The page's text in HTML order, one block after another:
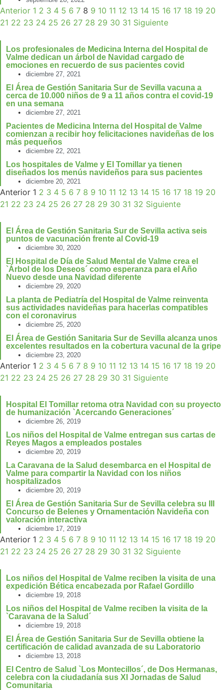
Anterior 1 2 3 4 5 6 7 8 9 10 11 12 13 14 15 16 17 18 19 20
21 22 23 24 25 26 27 28 29 30 31 Siguiente
Los profesionales de Medicina Interna del Hospital de
Valme dedican un árbol de Navidad cargado de
emociones en recuerdo de sus pacientes covid
diciembre 27, 2021
El Área de Gestión Sanitaria Sur de Sevilla vacuna a
cerca de 10.000 niños de 9 a 11 años contra el covid-19
en una semana
diciembre 27, 2021
Pacientes de Medicina Interna del Hospital de Valme
comienzan a recibir hoy felicitaciones navideñas de los
más pequeños
diciembre 22, 2021
Los hospitales de Valme y El Tomillar ya tienen
diseñados los menús navideños para sus pacientes
diciembre 20, 2021
Anterior 1 2 3 4 5 6 7 8 9 10 11 12 13 14 15 16 17 18 19 20
21 22 23 24 25 26 27 28 29 30 31 32 Siguiente
El Área de Gestión Sanitaria Sur de Sevilla activa seis
puntos de vacunación frente al Covid-19
diciembre 30, 2020
El Hospital de Día de Salud Mental de Valme crea el
`Árbol de los Deseos´ como esperanza para el Año
Nuevo desde una Navidad diferente
diciembre 29, 2020
La planta de Pediatría del Hospital de Valme reinventa
sus actividades navideñas para hacerlas compatibles
con el coronavirus
diciembre 25, 2020
El Área de Gestión Sanitaria Sur de Sevilla alcanza unos
excelentes resultados en la cobertura vacunal de la gripe
diciembre 23, 2020
Anterior 1 2 3 4 5 6 7 8 9 10 11 12 13 14 15 16 17 18 19 20
21 22 23 24 25 26 27 28 29 30 31 Siguiente
Hospital El Tomillar retoma otra Navidad con su proyecto
de humanización `Acercando Generaciones´
diciembre 26, 2019
Los niños del Hospital de Valme entregan sus cartas de
Reyes Magos a empleados postales
diciembre 20, 2019
La Caravana de la Salud desembarca en el Hospital de
Valme para compartir la Navidad con los niños
hospitalizados
diciembre 20, 2019
El Área de Gestión Sanitaria Sur de Sevilla celebra su III
Concurso de Belenes y Ornamentación Navideña con
valoración interactiva
diciembre 17, 2019
Anterior 1 2 3 4 5 6 7 8 9 10 11 12 13 14 15 16 17 18 19 20
21 22 23 24 25 26 27 28 29 30 31 32 Siguiente
Los niños del Hospital de Valme reciben la visita de una
expedición Bética encabezada por Rafael Gordillo
diciembre 19, 2018
Los niños del Hospital de Valme reciben la visita de la
`Caravana de la Salud´
diciembre 19, 2018
El Área de Gestión Sanitaria Sur de Sevilla obtiene la
certificación de calidad avanzada de su Laboratorio
diciembre 13, 2018
El Centro de Salud `Los Montecillos´, de Dos Hermanas,
celebra con la ciudadanía sus XI Jornadas de Salud
Comunitaria